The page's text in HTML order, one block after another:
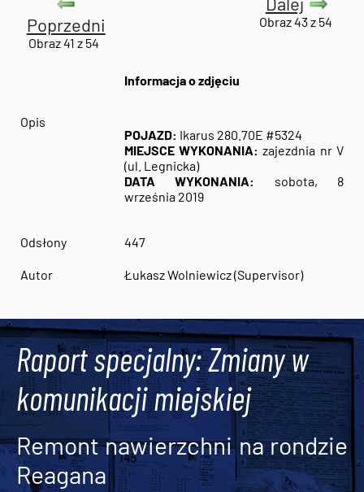
Poprzedni
Obraz 41 z 54
Obraz 43 z 54
Informacja o zdjęciu
Opis
POJAZD: Ikarus 280.70E #5324
MIEJSCE WYKONANIA: zajezdnia nr V
(ul. Legnicka)
DATA WYKONANIA:
sobota, 8
września 2019
Odsłony 447
Autor Łukasz Wolniewicz (Supervisor)
Raport specjalny: Zmiany w
komunikacji miejskiej
Remont nawierzchni na rondzie
Reagana